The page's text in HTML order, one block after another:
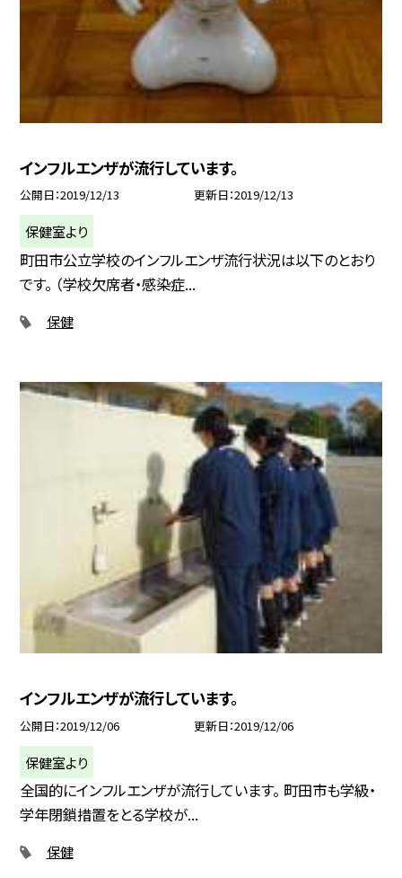
インフルエンザが流行しています。
公開日 2019/12/13 更新日 2019/12/13
保健室より
町田市公立学校のインフルエンザ流行状況は以下のとおり
です。 （学校欠席者・感染症...
保健
インフルエンザが流行しています。
公開日 2019/12/06 更新日 2019/12/06
保健室より
全国的にインフルエンザが流行しています。 町田市も学級・
学年閉鎖措置をとる学校が...
保健